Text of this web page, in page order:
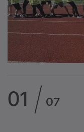
01 07